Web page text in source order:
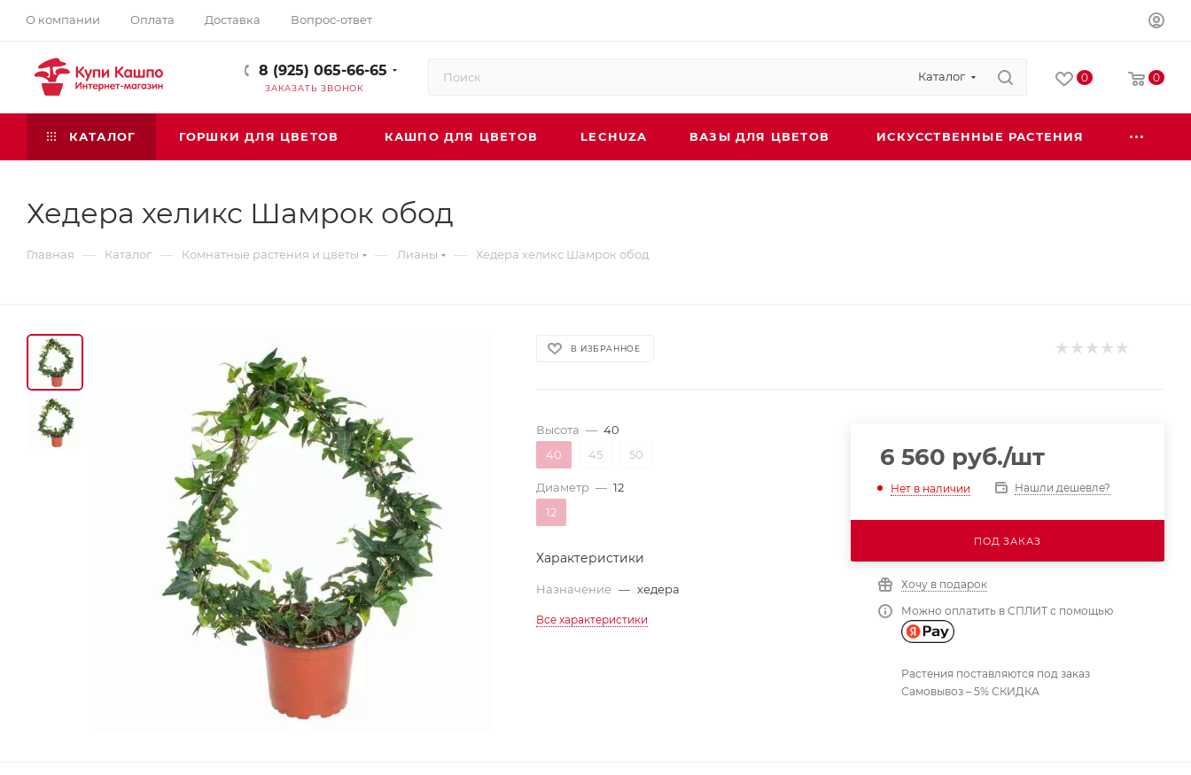
О компании Оплата Доставка Вопрос-ответ
8 (925) 065-66-65
ЗАКАЗАТЬ ЗВОНОК
Каталог 0 0
КАТАЛОГ ГОРШКИ ДЛЯ ЦВЕТОВ КАШПО ДЛЯ ЦВЕТОВ LECHUZA ВАЗЫ ДЛЯ ЦВЕТОВ ИСКУССТВЕННЫЕ РАСТЕНИЯ
Хедера хеликс Шамрок обод
Главная — Каталог — Комнатные растения и цветы — Лианы — Хедера хеликс Шамрок обод
В ИЗБРАННОЕ
Высота — 40
40
45 50
Диаметр — 12
12
Характеристики
Назначение — хедера
Все характеристики
6 560 руб./шт
Нет в наличии Нашли дешевле?
ПОД ЗАКАЗ
Хочу в подарок
Можно оплатить в СПЛИТ с помощью
Растения поставляются под заказ
Самовывоз – 5% СКИДКА